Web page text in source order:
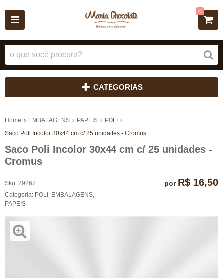
0
CATEGORIAS
Home EMBALAGENS PAPEIS
POLI
Saco Poli Incolor 30x44 cm c/ 25 unidades - Cromus
Saco Poli Incolor 30x44 cm c/ 25 unidades -
Cromus
Sku: 29267
Categoria: POLI EMBALAGENS
PAPEIS
por R$ 16,50